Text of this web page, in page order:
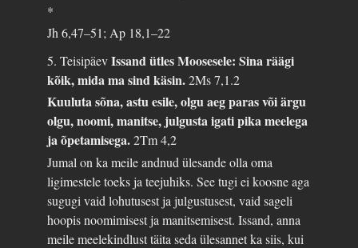
*
Jh 6,47–51; Ap 18,1–22
5. TeisipäevIssand ütles Moosesele: Sina räägi
kõik, mida ma sind käsin.2Ms 7,1.2
Kuuluta sõna, astu esile, olgu aeg paras või ärgu
olgu, noomi, manitse, julgusta igati pika meelega
ja õpetamisega.2Tm 4,2
Jumal on ka meile andnud ülesande olla oma
ligimestele toeks ja teejuhiks. See tugi ei koosne aga
sugugi vaid lohutusest ja julgustusest, vaid sageli
hoopis noomimisest ja manitsemisest. Issand, anna
meile meelekindlust täita seda ülesannet ka siis, kui